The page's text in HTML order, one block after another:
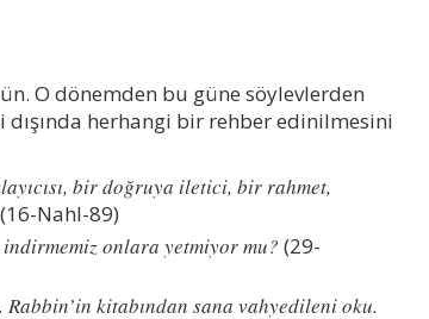
O dönemden bu güne söylevlerden
herhangi bir rehber edinilmesini
bir doğruya iletici, bir rahmet,
(16-Nahl-89)
onlara yetmiyor mu? (29-
kitabından sana vahyedileni oku.